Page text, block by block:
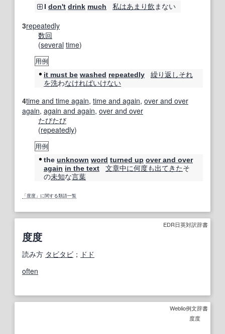
I don't drink much 私はあまり飲 まない
3repeatedly
数回
(several time)
用例
it must be washed repeatedly 繰り返しそれ
を洗わなければいけない
4time and time again, time and again, over and over
again, again and again, over and over
たびたび
(repeatedly)
用例
the unknown word turned up over and over
again in the text 文章中に何度も出てきたそ
の未知な言葉
「度度」に関する類語一覧
EDR日英対訳辞書
度度
読み方 タビタビ ； ドド
often
Weblio例文辞書
度度